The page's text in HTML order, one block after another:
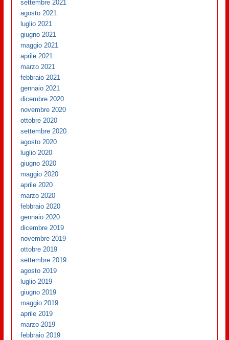
settembre 2021
agosto 2021
luglio 2021
giugno 2021
maggio 2021
aprile 2021
marzo 2021
febbraio 2021
gennaio 2021
dicembre 2020
novembre 2020
ottobre 2020
settembre 2020
agosto 2020
luglio 2020
giugno 2020
maggio 2020
aprile 2020
marzo 2020
febbraio 2020
gennaio 2020
dicembre 2019
novembre 2019
ottobre 2019
settembre 2019
agosto 2019
luglio 2019
giugno 2019
maggio 2019
aprile 2019
marzo 2019
febbraio 2019